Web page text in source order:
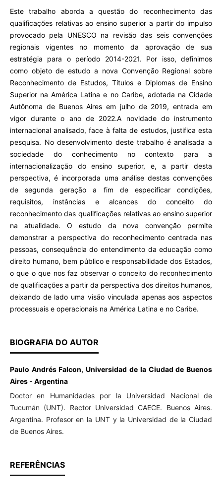
Este trabalho aborda a questão do reconhecimento das
qualificações relativas ao ensino superior a partir do impulso
provocado pela UNESCO na revisão das seis convenções
regionais vigentes no momento da aprovação de sua
estratégia para o período 2014-2021. Por isso, definimos
como objeto de estudo a nova Convenção Regional sobre
Reconhecimento de Estudos, Títulos e Diplomas de Ensino
Superior na América Latina e no Caribe, adotada na Cidade
Autônoma de Buenos Aires em julho de 2019, entrada em
vigor durante o ano de 2022.A novidade do instrumento
internacional analisado, face à falta de estudos, justifica esta
pesquisa. No desenvolvimento deste trabalho é analisada a
sociedade do conhecimento no contexto para a
internacionalização do ensino superior, e, a partir desta
perspectiva, é incorporada uma análise destas convenções
de segunda geração a fim de especificar condições,
requisitos, instâncias e alcances do conceito do
reconhecimento das qualificações relativas ao ensino superior
na atualidade. O estudo da nova convenção permite
demonstrar a perspectiva do reconhecimento centrada nas
pessoas, consequência do entendimento da educação como
direito humano, bem público e responsabilidade dos Estados,
o que o que nos faz observar o conceito do reconhecimento
de qualificações a partir da perspectiva dos direitos humanos,
deixando de lado uma visão vinculada apenas aos aspectos
processuais e operacionais na América Latina e no Caribe.
BIOGRAFIA DO AUTOR
Paulo Andrés Falcon, Universidad de la Ciudad de Buenos
Aires - Argentina
Doctor en Humanidades por la Universidad Nacional de
Tucumán (UNT). Rector Universidad CAECE. Buenos Aires.
Argentina. Profesor en la UNT y la Universidad de la Ciudad
de Buenos Aires.
REFERÊNCIAS